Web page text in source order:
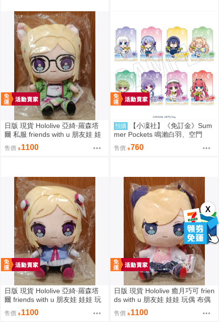
X
日版 現貨 Hololive 亞綺·羅森塔
爾 私服 friends with u 朋友娃 娃
娃 玩偶 布偶 亞綺羅森 Akirose
アキ・ローゼンタール
售價 1100
預購
【小凜社】《免訂金》Sum
mer Pockets 鳴瀨白羽、空門
蒼、久島鷗、紬溫達斯 壓克力立
牌 吊飾 壓克力御守
售價 760
日版 現貨 Hololive 亞綺·羅森塔
爾 friends with u 朋友娃 娃娃 玩
偶 布偶 亞綺羅森 Akirose アキ・
ローゼンタール
售價 1100
日版 現貨 Hololive 癒月巧可 frien
ds with u 朋友娃 娃娃 玩偶 布偶
癒月ちょこ
售價 1100